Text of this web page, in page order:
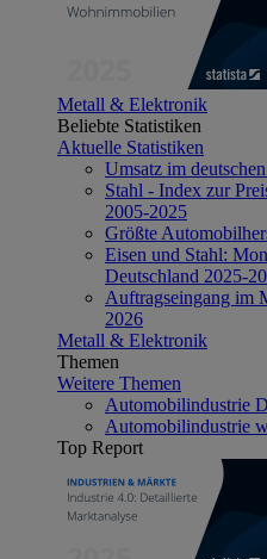
Metall & Elektronik
Beliebte Statistiken
Aktuelle Statistiken
Umsatz im
Stahl - Index zur
2005-2025
Größte
Eisen und Stahl:
Deutschland 2025-
Auftragseingang im
2026
Metall & Elektronik
Themen
Weitere Themen
Automobilindustrie
Automobilindustrie
Top Report